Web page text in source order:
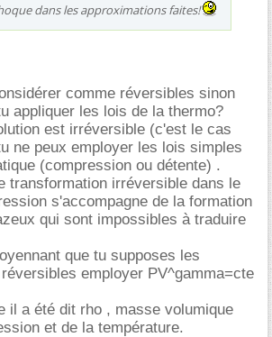
dans les approximations faites!
comme réversibles sinon
appliquer les lois de la thermo?
est irréversible (c'est le cas
ne peux employer les lois simples
(compression ou détente) .
transformation irréversible dans le
s'accompagne de la formation
qui sont impossibles à traduire
que tu supposes les
employer PV^gamma=cte
il a été dit rho , masse volumique
et de la température.